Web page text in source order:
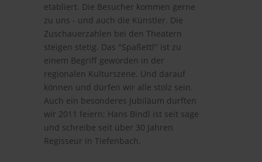
etabliert. Die Besucher kommen gerne
zu uns - und auch die Künstler. Die
Zuschauerzahlen bei den Theatern
steigen stetig. Das "Spaßettl" ist zu
einem Begriff geworden in der
regionalen Kulturszene. Und darauf
können und dürfen wir alle stolz sein.
Auch ein besonderes Jubiläum durften
wir 2011 feiern: Hans Bindl ist seit sage
und schreibe seit über 30 Jahren
Regisseur in Tiefenbach.